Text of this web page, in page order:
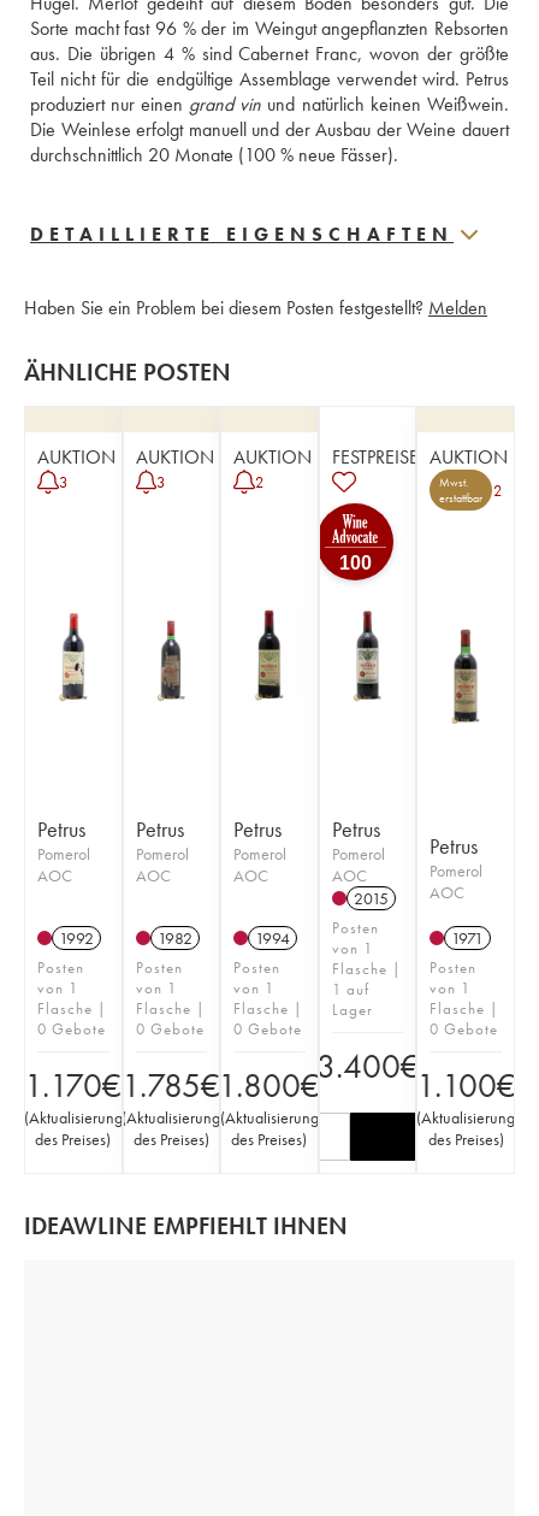
Sorte macht fast 96 % der im Weingut angepflanzten Rebsorten
aus. Die übrigen 4 % sind Cabernet Franc, wovon der größte
Teil nicht für die endgültige Assemblage verwendet wird. Petrus
produziert nur einen grand vin und natürlich keinen Weißwein.
Die Weinlese erfolgt manuell und der Ausbau der Weine dauert
durchschnittlich 20 Monate (100 % neue Fässer).
DETAILLIERTE EIGENSCHAFTEN
Haben Sie ein Problem bei diesem Posten festgestellt? Melden
ÄHNLICHE POSTEN
AUKTION
3
Petrus
Pomerol
AOC
1992
Posten
von 1
Flasche |
0 Gebote
1.170€
(Aktualisierung
des Preises)
AUKTION
3
Petrus
Pomerol
AOC
1982
Posten
von 1
Flasche |
0 Gebote
1.785€
(Aktualisierung
des Preises)
AUKTION
2
Petrus
Pomerol
AOC
1994
Posten
von 1
Flasche |
0 Gebote
1.800€
(Aktualisierung
des Preises)
FESTPREISE
100
Petrus
Pomerol
AOC
2015
Posten
von 1
Flasche |
1 auf
Lager
3.400€
AUKTION
Mwst.
erstattbar
2
Petrus
Pomerol
AOC
1971
Posten
von 1
Flasche |
0 Gebote
1.100€
(Aktualisierung
des Preises)
IDEAWLINE EMPFIEHLT IHNEN